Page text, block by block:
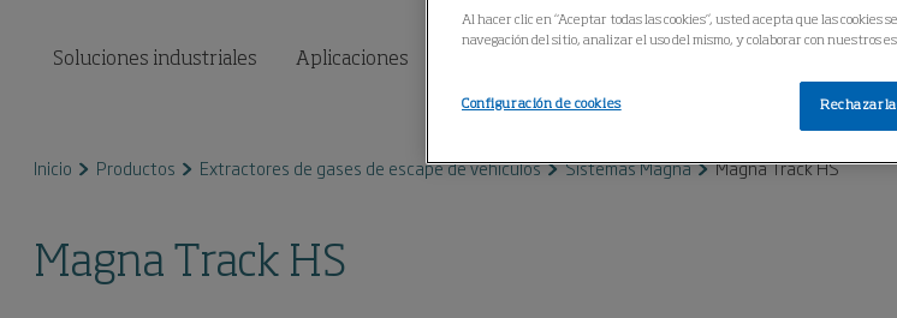
Soluciones industriales Aplicaciones
Inicio Productos Extractores de gases de escape de vehículos Sistemas Magna Magna Track HS
Magna Track HS
Al hacer clic en “Aceptar todas las cookies”, usted acepta que las cookies
navegación del sitio, analizar el uso del mismo, y colaborar con nuestros
Configuración de cookies